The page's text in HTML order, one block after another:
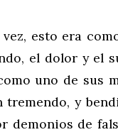
esto era
el dolor y el
uno de sus
y
demonios de